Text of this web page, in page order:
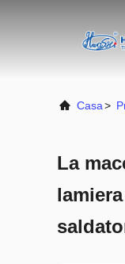
Casa>
La